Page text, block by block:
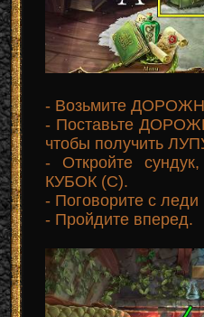
- Возьмите
- Поставьте
чтобы получить
- Откройте
КУБОК (С).
- Поговорите с
- Пройдите вперед.